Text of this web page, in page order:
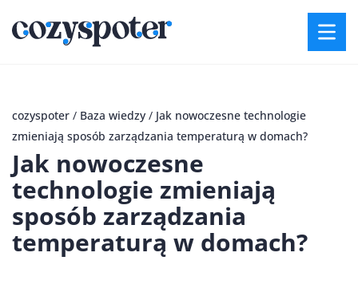
cozyspoter / Baza wiedzy / Jak nowoczesne technologie
zmieniają sposób zarządzania temperaturą w domach?
Jak nowoczesne
technologie zmieniają
sposób zarządzania
temperaturą w domach?